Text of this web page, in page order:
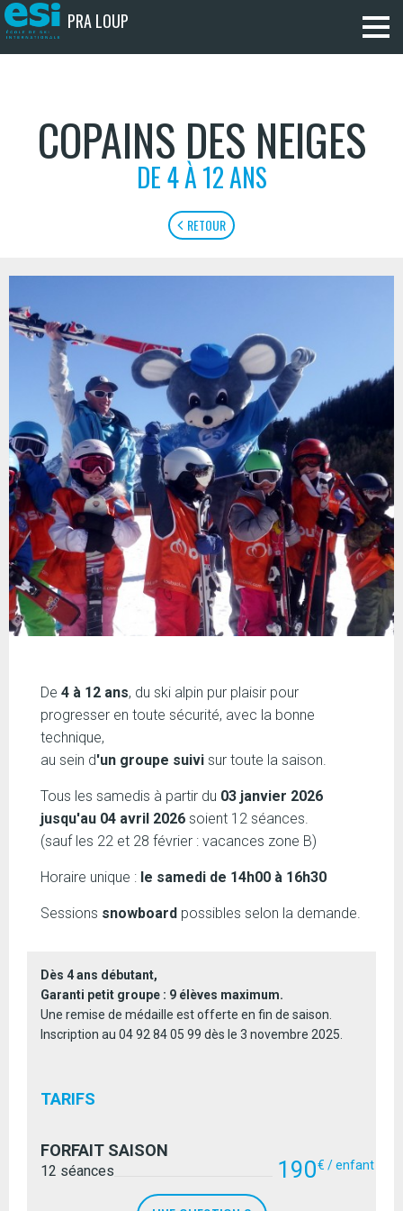
PRA LOUP
COPAINS DES NEIGES
DE 4 À 12 ANS
RETOUR
De 4 à 12 ans, du ski alpin pur plaisir pour
progresser en toute sécurité, avec la bonne
technique,
au sein d'un groupe suivi sur toute la saison.
Tous les samedis à partir du 03 janvier 2026
jusqu'au 04 avril 2026 soient 12 séances.
(sauf les 22 et 28 février : vacances zone B)
Horaire unique : le samedi de 14h00 à 16h30
Sessions snowboard possibles selon la demande.
Dès 4 ans débutant,
Garanti petit groupe : 9 élèves maximum.
Une remise de médaille est offerte en fin de saison.
Inscription au 04 92 84 05 99 dès le 3 novembre 2025.
TARIFS
FORFAIT SAISON
190€ / enfant
12 séances